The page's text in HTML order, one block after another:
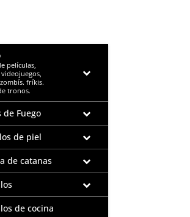
películas,
fríkis.
tronos.
de Fuego
de piel
de catanas
de cocina